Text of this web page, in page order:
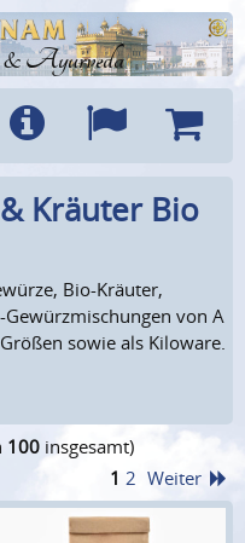
& Ayurveda
Info Sprachen
Kräuter Bio
Bio-Kräuter,
von A
sowie als Kiloware.
100 insgesamt)
1 2 Weiter